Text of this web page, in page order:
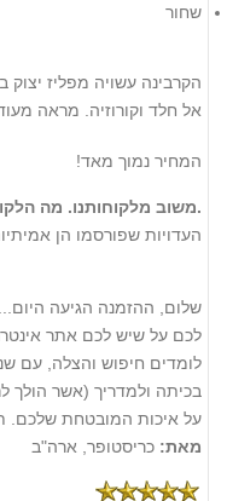
שחור
הקרבינה עשויה מפליז
אל חלד וקורוזיה. מראה
המחיר נמוך מאד!
משוב מלקוחותנו. מה הלקוחות שלנו אומרים.
העדויות שפורסמו הן
שלום, ההזמנה הגיעה
לכם על שיש לכם אתר
לומדים חיפוש והצלה, עם
בכיתה ולמדריך (אשר
על איכות המובטחת שלכם.
מאת: כריסטופר, ארה"ב